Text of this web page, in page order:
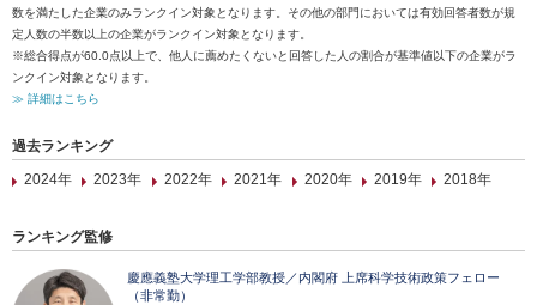
数を満たした企業のみランクイン対象となります。その他の部門においては有効回答者数が規
定人数の半数以上の企業がランクイン対象となります。
※総合得点が60.0点以上で、他人に薦めたくないと回答した人の割合が基準値以下の企業がラ
ンクイン対象となります。
≫ 詳細はこちら
過去ランキング
2024年
2023年 2022年 2021年 2020年 2019年 2018年
ランキング監修
慶應義塾大学理工学部教授／内閣府 上席科学技術政策フェロー
（非常勤）